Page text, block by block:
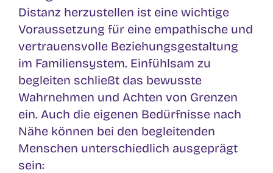
Distanz herzustellen ist eine wichtige
Voraussetzung für eine empathische und
vertrauensvolle Beziehungsgestaltung
im Familiensystem. Einfühlsam zu
begleiten schließt das bewusste
Wahrnehmen und Achten von Grenzen
ein. Auch die eigenen Bedürfnisse nach
Nähe können bei den begleitenden
Menschen unterschiedlich ausgeprägt
sein: